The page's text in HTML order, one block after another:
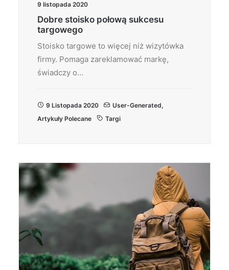
9 listopada 2020
Dobre stoisko połową sukcesu
targowego
Stoisko targowe to więcej niż wizytówka
firmy. Pomaga zareklamować markę,
świadczy o…
9 Listopada 2020 User-Generated,
Artykuły Polecane
Targi